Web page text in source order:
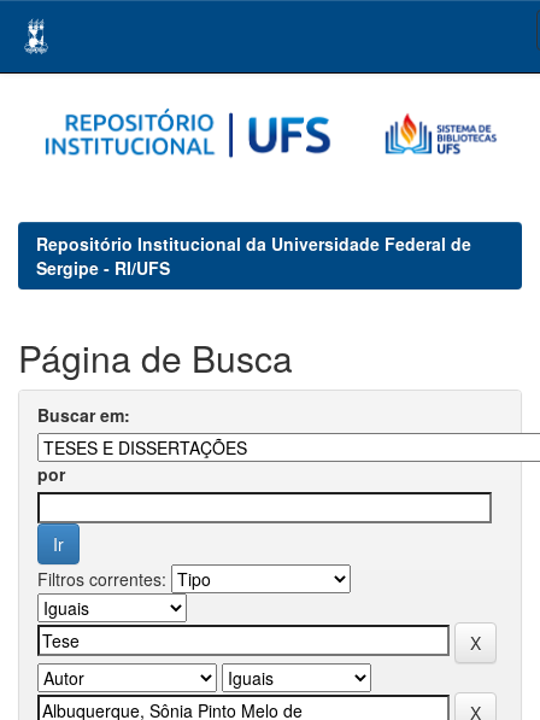
navigation
Repositório Institucional da Universidade Federal de
Sergipe - RI/UFS
Página de Busca
Buscar em:
por
Filtros correntes: